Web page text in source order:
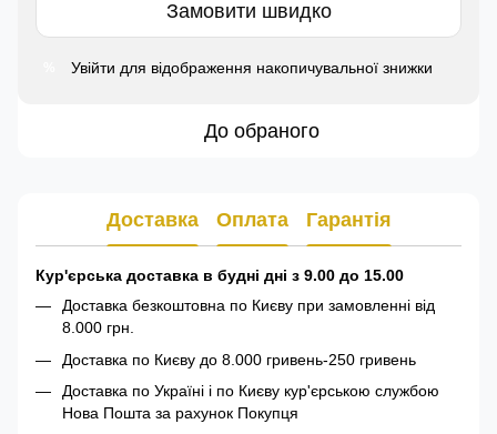
Замовити швидко
Увійти для відображення накопичувальної знижки
До обраного
Доставка Оплата Гарантія
Кур'єрська доставка в будні дні з 9.00 до 15.00
Доставка безкоштовна по Києву при замовленні від
8.000 грн.
Доставка по Києву до 8.000 гривень-250 гривень
Доставка по Україні і по Києву кур'єрською службою
Нова Пошта за рахунок Покупця